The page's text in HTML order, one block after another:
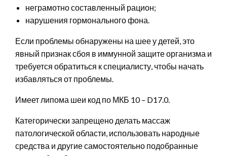
неграмотно составленный рацион;
нарушения гормонального фона.
Если проблемы обнаружены на шее у детей, это
явный признак сбоя в иммунной защите организма и
требуется обратиться к специалисту, чтобы начать
избавляться от проблемы.
Имеет липома шеи код по МКБ 10 – D17.0.
Категорически запрещено делать массаж
патологической области, использовать народные
средства и другие самостоятельно подобранные